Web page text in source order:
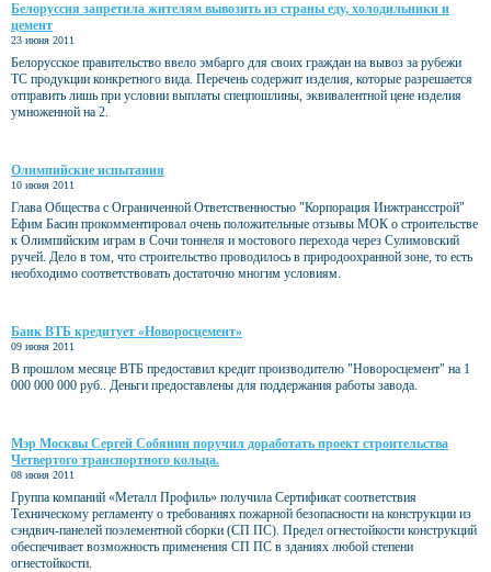
Белоруссия запретила жителям вывозить из страны еду, холодильники и
цемент
23 июня 2011
Белорусское правительство ввело эмбарго для своих граждан на вывоз за рубежи
ТС продукции конкретного вида. Перечень содержит изделия, которые разрешается
отправить лишь при условии выплаты спецпошлины, эквивалентной цене изделия
умноженной на 2.
Олимпийские испытания
10 июня 2011
Глава Общества с Ограниченной Ответственностью "Корпорация Инжтрансстрой"
Ефим Басин прокомментировал очень положительные отзывы МОК о строительстве
к Олимпийским играм в Сочи тоннеля и мостового перехода через Сулимовский
ручей. Дело в том, что строительство проводилось в природоохранной зоне, то есть
необходимо соответствовать достаточно многим условиям.
Банк ВТБ кредитует «Новоросцемент»
09 июня 2011
В прошлом месяце ВТБ предоставил кредит производителю "Новоросцемент" на 1
000 000 000 руб.. Деньги предоставлены для поддержания работы завода.
Мэр Москвы Сергей Собянин поручил доработать проект строительства
Четвертого транспортного кольца.
08 июня 2011
Группа компаний «Металл Профиль» получила Сертификат соответствия
Техническому регламенту о требованиях пожарной безопасности на конструкции из
сэндвич-панелей поэлементной сборки (СП ПС). Предел огнестойкости конструкций
обеспечивает возможность применения СП ПС в зданиях любой степени
огнестойкости.